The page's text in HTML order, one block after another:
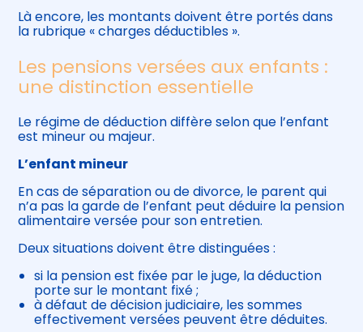
Là encore, les montants doivent être portés dans
la rubrique « charges déductibles ».
Les pensions versées aux enfants :
une distinction essentielle
Le régime de déduction diffère selon que l’enfant
est mineur ou majeur.
L’enfant mineur
En cas de séparation ou de divorce, le parent qui
n’a pas la garde de l’enfant peut déduire la pension
alimentaire versée pour son entretien.
Deux situations doivent être distinguées :
si la pension est fixée par le juge, la déduction
porte sur le montant fixé ;
à défaut de décision judiciaire, les sommes
effectivement versées peuvent être déduites.